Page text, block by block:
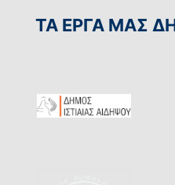
ΤΑ ΕΡΓΑ ΜΑΣ